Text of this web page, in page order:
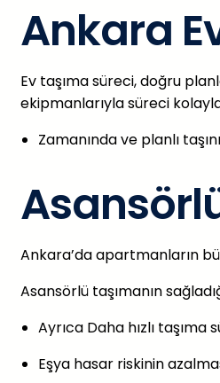
Ankara
Ev taşıma süreci, doğru
ekipmanlarıyla süreci
Zamanında ve planlı
Ankara’da apartmanların
Asansörlü taşımanın
Ayrıca Daha hızlı taşıma
Eşya hasar riskinin